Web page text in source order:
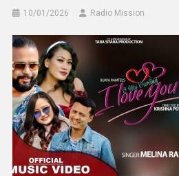
10/01/2026 Radio Mission